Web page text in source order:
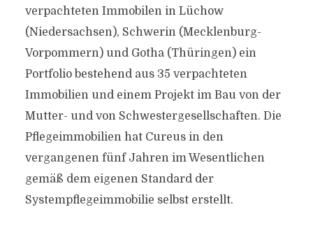
verpachteten Immobilen in Lüchow
(Niedersachsen), Schwerin (Mecklenburg-
Vorpommern) und Gotha (Thüringen) ein
Portfolio bestehend aus 35 verpachteten
Immobilien und einem Projekt im Bau von der
Mutter- und von Schwestergesellschaften. Die
Pflegeimmobilien hat Cureus in den
vergangenen fünf Jahren im Wesentlichen
gemäß dem eigenen Standard der
Systempflegeimmobilie selbst erstellt.